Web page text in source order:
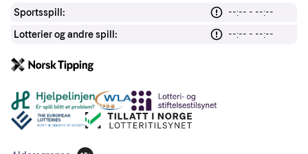
Sportsspill:
--:-- - --:--
Lotterier og andre spill:
--:-- - --:--
Andre lenker